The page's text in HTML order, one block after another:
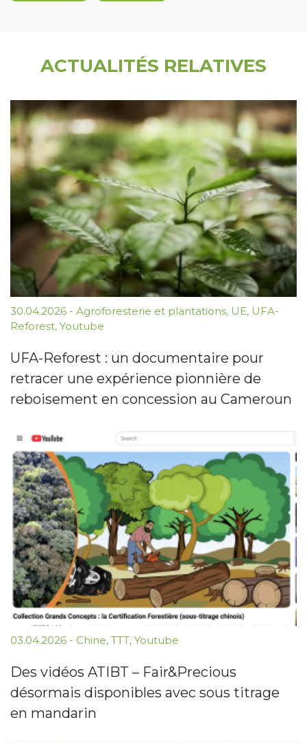
ACTUALITÉS RELATIVES
30.04.2026 - Agroforesterie et plantations, UE, UFA-
Reforest, Youtube
UFA-Reforest : un documentaire pour
retracer une expérience pionnière de
reboisement en concession au Cameroun
03.04.2026 - Chine, TTT, Youtube
Des vidéos ATIBT – Fair&Precious
désormais disponibles avec sous titrage
en mandarin